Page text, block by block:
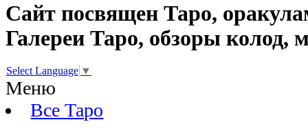
Сайт посвящен Таро,
Галереи Таро, обзоры колод,
Select Language ▼
Меню
Все Таро